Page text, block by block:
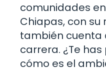
comunidades
Chiapas, con su
también cuenta
carrera. ¿Te
cómo es el